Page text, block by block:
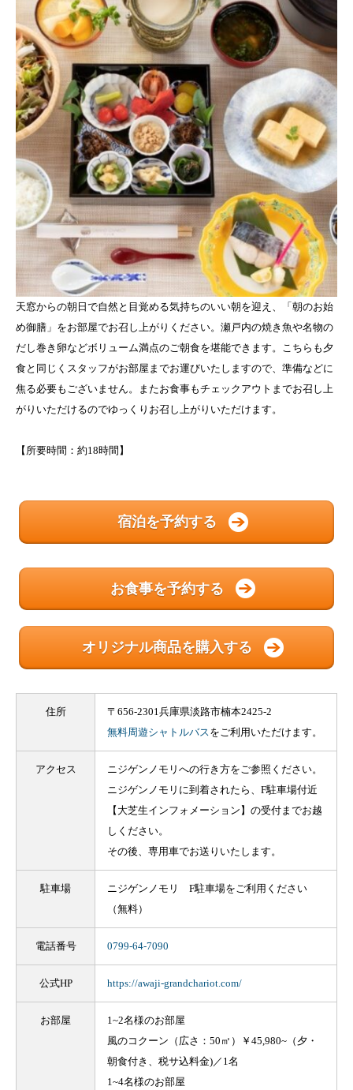
天窓からの朝日で自然と目覚める気持ちのいい朝を迎え、「朝のお始
め御膳」をお部屋でお召し上がりください。瀬戸内の焼き魚や名物の
だし巻き卵などボリューム満点のご朝食を堪能できます。こちらも夕
食と同じくスタッフがお部屋までお運びいたしますので、準備などに
焦る必要もございません。またお食事もチェックアウトまでお召し上
がりいただけるのでゆっくりお召し上がりいただけます。
【所要時間：約18時間】
宿泊を予約する
お食事を予約する
オリジナル商品を購入する
住所
〒656-2301兵庫県淡路市楠本2425-2
無料周遊シャトルバスをご利用いただけます。
アクセス
ニジゲンノモリへの行き方をご参照ください。
ニジゲンノモリに到着されたら、F駐車場付近
【大芝生インフォメーション】の受付までお越
しください。
その後、専用車でお送りいたします。
駐車場
ニジゲンノモリ F駐車場をご利用ください
（無料）
電話番号 0799-64-7090
公式HP https://awaji-grandchariot.com/
お部屋
1~2名様のお部屋
風のコクーン（広さ：50㎡）￥45,980~（夕・
朝食付き、税サ込料金)／1名
1~4名様のお部屋